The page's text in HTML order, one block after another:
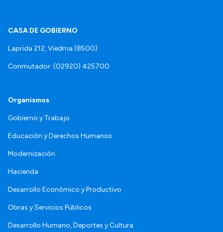
CASA DE GOBIERNO
Laprida 212, Viedma (8500)
Conmutador: (02920) 425700
Organismos
Gobierno y Trabajo
Educación y Derechos Humanos
Modernización
Hacienda
Desarrollo Económico y Productivo
Obras y Servicios Públicos
Desarrollo Humano, Deportes y Cultura